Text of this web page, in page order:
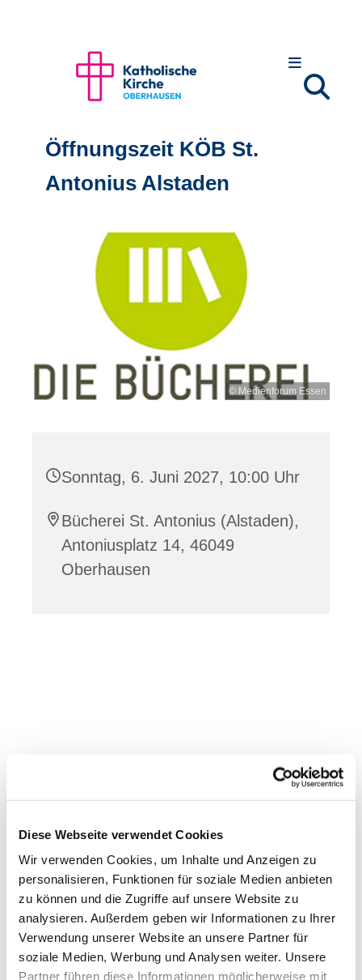
Diese Webseite verwendet Cookies
Wir verwenden Cookies, um Inhalte und Anzeigen zu
personalisieren, Funktionen für soziale Medien anbieten
zu können und die Zugriffe auf unsere Website zu
analysieren. Außerdem geben wir Informationen zu Ihrer
Verwendung unserer Website an unsere Partner für
soziale Medien, Werbung und Analysen weiter. Unsere
Partner führen diese Informationen möglicherweise mit
Öffnungszeit KÖB St.
Antonius Alstaden
© Medienforum Essen
Sonntag, 6. Juni 2027, 10:00 Uhr
Bücherei St. Antonius (Alstaden),
Antoniusplatz 14, 46049
Oberhausen